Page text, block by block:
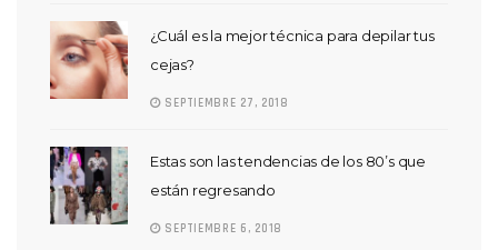
¿Cuál es la mejor técnica para depilar tus
cejas?
SEPTIEMBRE 27, 2018
Estas son las tendencias de los 80’s que
están regresando
SEPTIEMBRE 6, 2018